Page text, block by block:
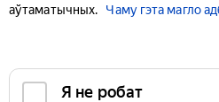
аўтаматычных.
Чаму гэта магло
Я не робат